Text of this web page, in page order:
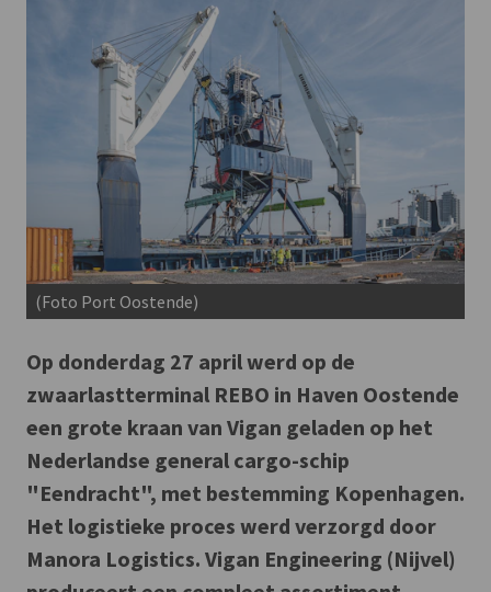
(Foto Port Oostende)
Op donderdag 27 april werd op de
zwaarlastterminal REBO in Haven Oostende
een grote kraan van Vigan geladen op het
Nederlandse general cargo-schip
"Eendracht", met bestemming Kopenhagen.
Het logistieke proces werd verzorgd door
Manora Logistics. Vigan Engineering (Nijvel)